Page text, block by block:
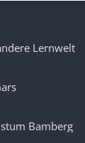
Lernwelt
Bamberg